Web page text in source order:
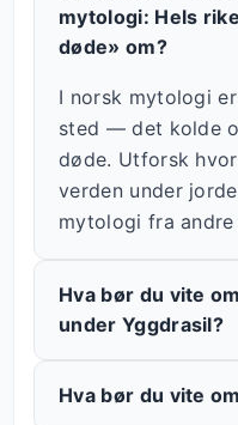
mytologi: Hels
døde» om?
I norsk mytologi
sted — det kolde
døde. Utforsk
verden under
mytologi fra andre
Hva bør du vite
under Yggdrasil?
Hva bør du vite